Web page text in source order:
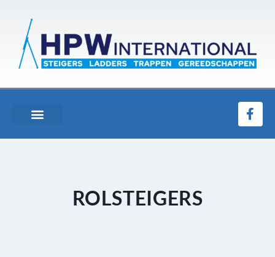
ROLSTEIGERS